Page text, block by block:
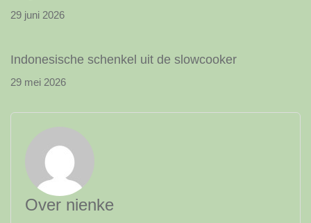
29 juni 2026
Indonesische schenkel uit de slowcooker
29 mei 2026
Over nienke